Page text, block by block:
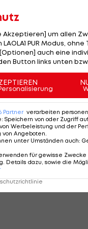
auf der
Risa
Akzeptieren] um allen
PUR Modus,
auch eine
Button links unten
Partner verarbeiten
: Speichern von oder Zugriff
Werbeleistung und der
von Angeboten.
unter Umständen auch:
für gewisse
Details dazu, sowie die